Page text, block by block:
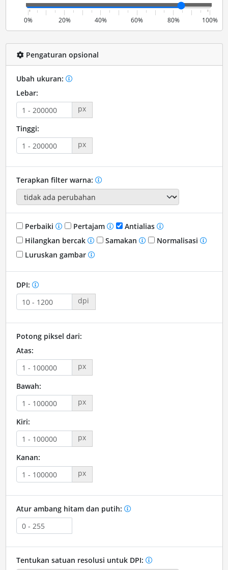
0% 20% 40% 60% 80% 100%
Pengaturan opsional
Ubah ukuran:
Lebar:
px
Tinggi:
px
Terapkan filter warna:
Perbaiki Pertajam
Antialias
Hilangkan bercak
Samakan
Normalisasi
Luruskan gambar
DPI:
dpi
Potong piksel dari:
Atas:
px
Bawah:
px
Kiri:
px
Kanan:
px
Atur ambang hitam dan putih:
Tentukan satuan resolusi untuk DPI: